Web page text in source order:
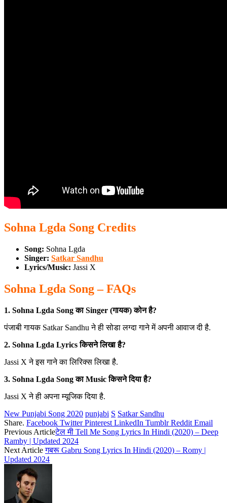
Sohna Lgda Song Credits
Song: Sohna Lgda
Singer: Satkar Sandhu
Lyrics/Music: Jassi X
Sohna Lgda Song – FAQs
1. Sohna Lgda Song का Singer (गायक) कोन है?
पंजाबी गायक Satkar Sandhu ने ही सोडा लग्दा गाने में अपनी आवाज दी है.
2. Sohna Lgda Lyrics किसने लिखा है?
Jassi X ने इस गाने का लिरिक्स लिखा है.
3. Sohna Lgda Song का Music किसने दिया है?
Jassi X ने ही अपना म्यूजिक दिया है.
New Punjabi Song 2020 punjabi S Satkar Sandhu
Share. Facebook Twitter Pinterest LinkedIn Tumblr Reddit Email
Previous Articleटेल मी Tell Me Song Lyrics In Hindi (2020) – Deep
Ramby | Updated 2024
Next Articleगबरू Gabru Song Lyrics In Hindi (2020) – Romy |
Updated 2024